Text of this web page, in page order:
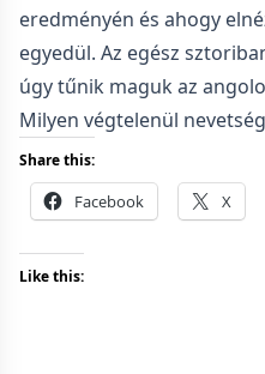
eredményén és ahogy
egyedül. Az egész
úgy tűnik maguk az
Milyen végtelenül
Share this:
Facebook X
Like this: